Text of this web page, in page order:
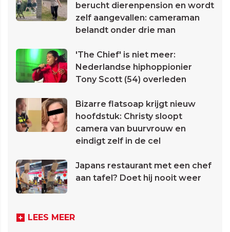
berucht dierenpension en wordt
zelf aangevallen: cameraman
belandt onder drie man
'The Chief' is niet meer:
Nederlandse hiphoppionier
Tony Scott (54) overleden
Bizarre flatsoap krijgt nieuw
hoofdstuk: Christy sloopt
camera van buurvrouw en
eindigt zelf in de cel
Japans restaurant met een chef
aan tafel? Doet hij nooit weer
LEES MEER